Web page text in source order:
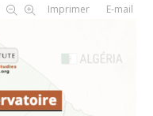
Imprimer E-mail